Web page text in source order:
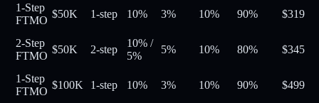
1-Step
FTMO
$50K 1-step 10% 3% 10% 90% $319
2-Step
FTMO
$50K 2-step
10% /
5%
5% 10% 80% $345
1-Step
FTMO
$100K 1-step 10% 3% 10% 90% $499